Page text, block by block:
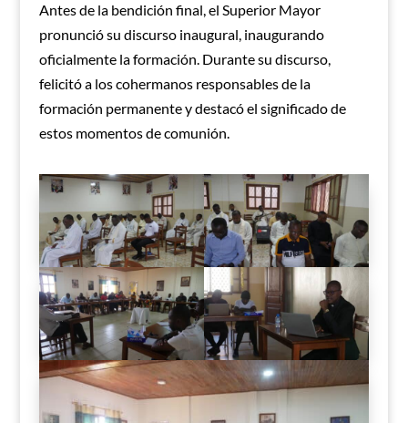
Antes de la bendición final, el Superior Mayor
pronunció su discurso inaugural, inaugurando
oficialmente la formación. Durante su discurso,
felicitó a los cohermanos responsables de la
formación permanente y destacó el significado de
estos momentos de comunión.